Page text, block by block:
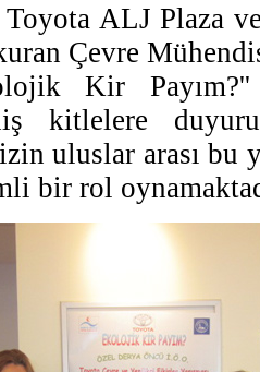
Toyota ALJ Plaza
Çevre
Kir Payım?''
kitlelere
uluslar arası bu
bir rol